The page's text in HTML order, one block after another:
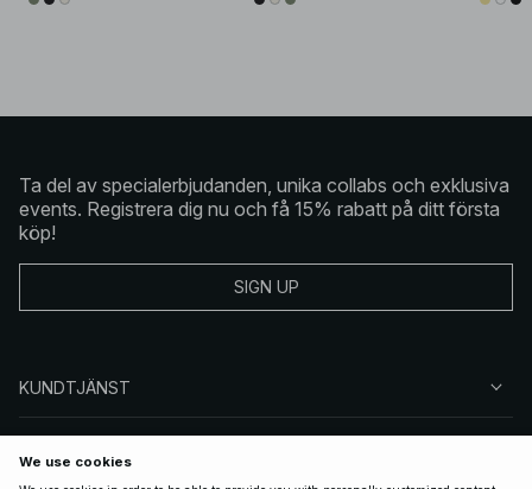
Ta del av specialerbjudanden, unika collabs och exklusiva
events. Registrera dig nu och få 15% rabatt på ditt första
köp!
SIGN UP
KUNDTJÄNST